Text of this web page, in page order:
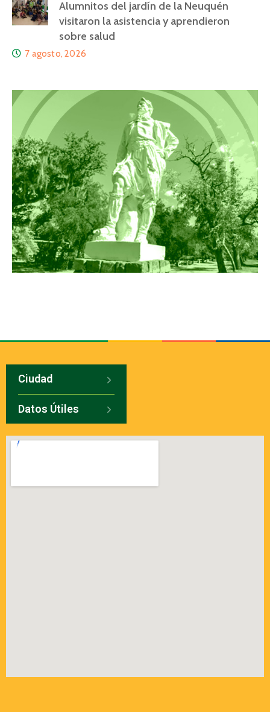
Alumnitos del jardín de la Neuquén
visitaron la asistencia y aprendieron
sobre salud
7 agosto, 2026
Ciudad
Datos Útiles